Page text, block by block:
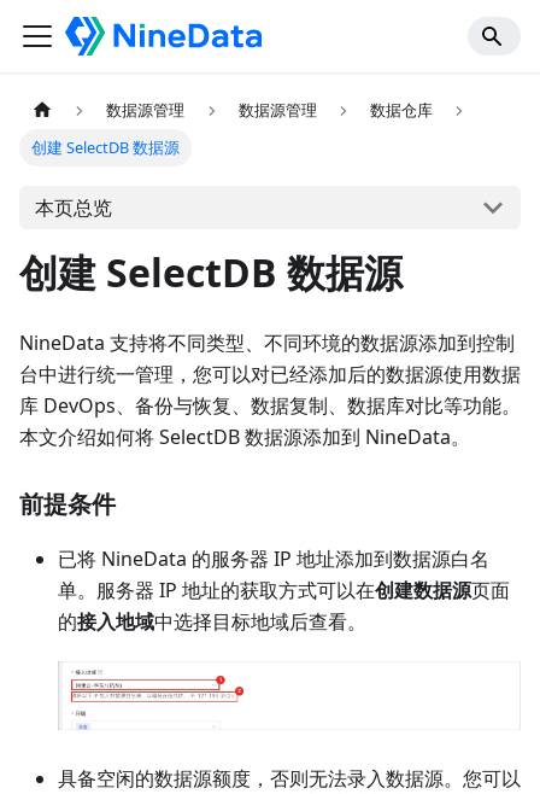
数据源管理 数据源管理
数据仓库
创建 SelectDB 数据源
本页总览
创建 SelectDB 数据源
NineData 支持将不同类型、不同环境的数据源添加到控制
台中进行统一管理，您可以对已经添加后的数据源使用数据
库 DevOps、备份与恢复、数据复制、数据库对比等功能。
本文介绍如何将 SelectDB 数据源添加到 NineData。
前提条件
已将 NineData 的服务器 IP 地址添加到数据源白名
单。服务器 IP 地址的获取方式可以在创建数据源页面
的接入地域中选择目标地域后查看。
具备空闲的数据源额度，否则无法录入数据源。您可以